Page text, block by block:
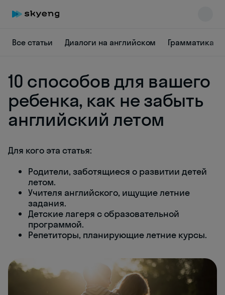
Все статьи Диалоги на английском Грамматика
10 способов для вашего
ребенка, как не забыть
английский летом
Для кого эта статья:
Родители, заботящиеся о развитии детей
летом.
Учителя английского, ищущие летние
задания.
Детские лагеря с образовательной
программой.
Репетиторы, планирующие летние курсы.
Skyeng Chat